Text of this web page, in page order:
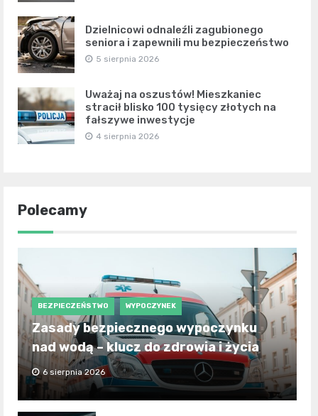
Dzielnicowi odnaleźli zagubionego
seniora i zapewnili mu bezpieczeństwo
5 sierpnia 2026
Uważaj na oszustów! Mieszkaniec
stracił blisko 100 tysięcy złotych na
fałszywe inwestycje
4 sierpnia 2026
Polecamy
BEZPIECZEŃSTWO WYPOCZYNEK
Zasady bezpiecznego wypoczynku
nad wodą – klucz do zdrowia i życia
6 sierpnia 2026